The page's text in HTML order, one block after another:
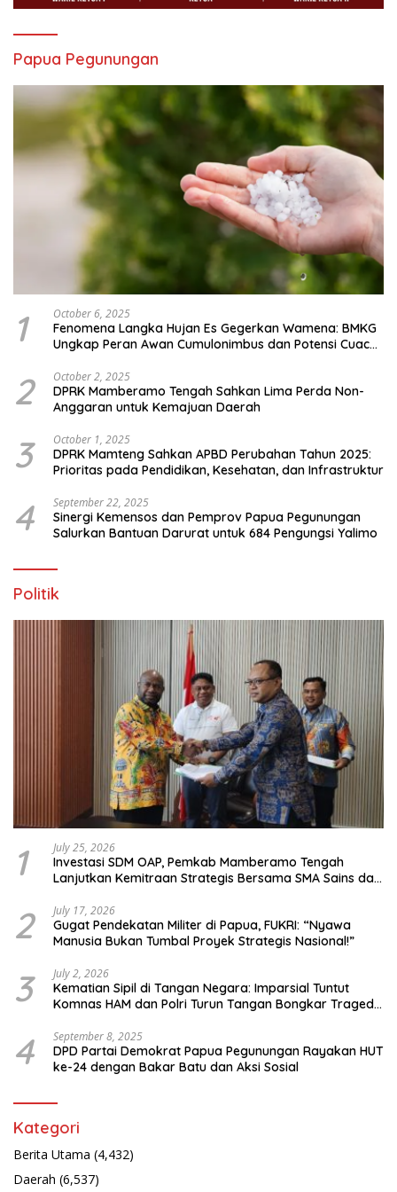
Papua Pegunungan
1 October 6, 2025
Fenomena Langka Hujan Es Gegerkan Wamena: BMKG
Ungkap Peran Awan Cumulonimbus dan Potensi Cuaca
2 October 2, 2025
DPRK Mamberamo Tengah Sahkan Lima Perda Non-
Anggaran untuk Kemajuan Daerah
3 October 1, 2025
DPRK Mamteng Sahkan APBD Perubahan Tahun 2025:
Prioritas pada Pendidikan, Kesehatan, dan Infrastruktur
4 September 22, 2025
Sinergi Kemensos dan Pemprov Papua Pegunungan
Salurkan Bantuan Darurat untuk 684 Pengungsi Yalimo
Politik
1 July 25, 2026
Investasi SDM OAP, Pemkab Mamberamo Tengah
Lanjutkan Kemitraan Strategis Bersama SMA Sains dan
2 July 17, 2026
Gugat Pendekatan Militer di Papua, FUKRI: “Nyawa
Manusia Bukan Tumbal Proyek Strategis Nasional!”
3 July 2, 2026
Kematian Sipil di Tangan Negara: Imparsial Tuntut
Komnas HAM dan Polri Turun Tangan Bongkar Tragedi
4 September 8, 2025
DPD Partai Demokrat Papua Pegunungan Rayakan HUT
ke-24 dengan Bakar Batu dan Aksi Sosial
Kategori
Berita Utama (4,432)
Daerah (6,537)